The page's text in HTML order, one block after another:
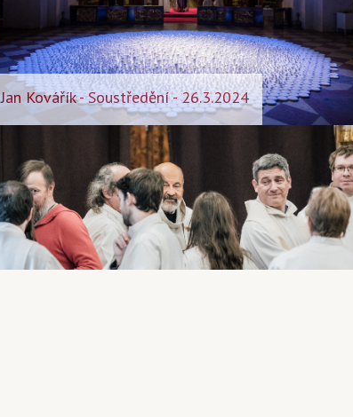
Jan Kovářík - Soustředění - 26.3.2024